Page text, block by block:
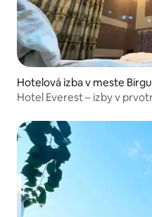
Hotelová izba v meste
Hotel Everest – izby v